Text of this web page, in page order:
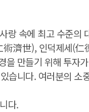
랑 속에 최고 수준의
術濟世), 인덕제세(
을 만들기 위해 투자
습니다. 여러분의
다.